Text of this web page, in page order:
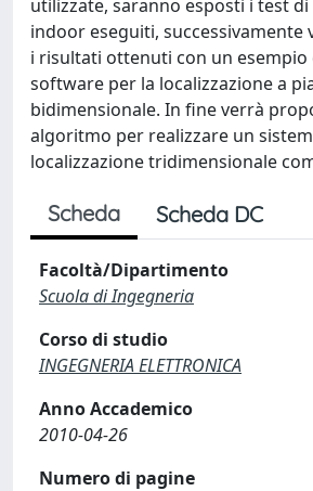
utilizzate, saranno esposti i test
indoor eseguiti, successivamente
i risultati ottenuti con un esempio
software per la localizzazione a
bidimensionale. In fine verrà
algoritmo per realizzare un
localizzazione tridimensionale
Scheda Scheda DC
Facoltà/Dipartimento
Scuola di Ingegneria
Corso di studio
INGEGNERIA ELETTRONICA
Anno Accademico
2010-04-26
Numero di pagine